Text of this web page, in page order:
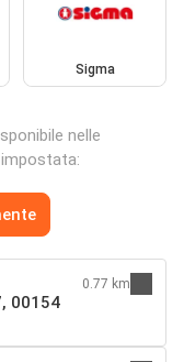
Sigma
nelle
00154
0.77 km